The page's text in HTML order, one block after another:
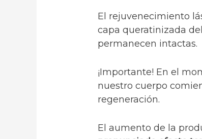
El rejuvenecimiento
capa queratinizada
permanecen intactas.
¡Importante! En el
nuestro cuerpo
regeneración.
El aumento de la